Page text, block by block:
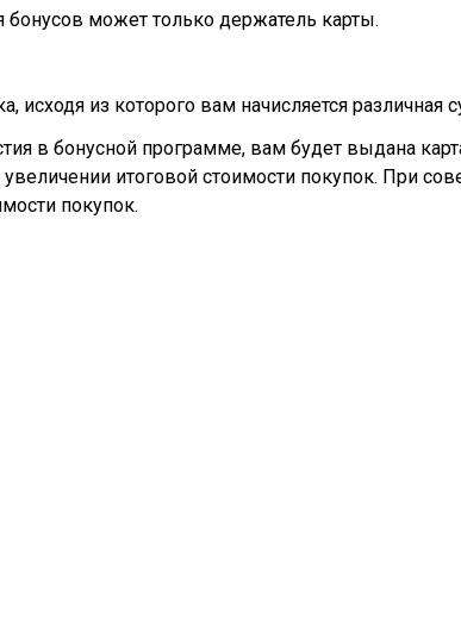
бонусов может только держатель карты.
из которого вам начисляется
в бонусной программе, вам будет выдана
итоговой стоимости покупок. При
покупок.